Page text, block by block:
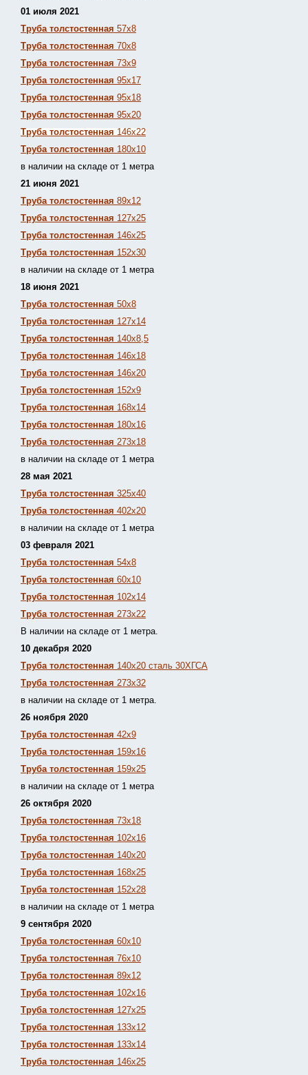
01 июля 2021
Труба толстостенная 57х8
Труба толстостенная 70х8
Труба толстостенная 73х9
Труба толстостенная 95х17
Труба толстостенная 95х18
Труба толстостенная 95х20
Труба толстостенная 146х22
Труба толстостенная 180х10
в наличии на складе от 1 метра
21 июня 2021
Труба толстостенная 89х12
Труба толстостенная 127х25
Труба толстостенная 146х25
Труба толстостенная 152х30
в наличии на складе от 1 метра
18 июня 2021
Труба толстостенная 50х8
Труба толстостенная 127х14
Труба толстостенная 140х8,5
Труба толстостенная 146х18
Труба толстостенная 146х20
Труба толстостенная 152х9
Труба толстостенная 168х14
Труба толстостенная 180х16
Труба толстостенная 273х18
в наличии на складе от 1 метра
28 мая 2021
Труба толстостенная 325х40
Труба толстостенная 402х20
в наличии на складе от 1 метра
03 февраля 2021
Труба толстостенная 54х8
Труба толстостенная 60х10
Труба толстостенная 102х14
Труба толстостенная 273х22
В наличии на складе от 1 метра.
10 декабря 2020
Труба толстостенная 140х20 сталь 30ХГСА
Труба толстостенная 273х32
в наличии на складе от 1 метра.
26 ноября 2020
Труба толстостенная 42х9
Труба толстостенная 159х16
Труба толстостенная 159х25
в наличии на складе от 1 метра
26 октября 2020
Труба толстостенная 73х18
Труба толстостенная 102х16
Труба толстостенная 140х20
Труба толстостенная 168х25
Труба толстостенная 152х28
в наличии на складе от 1 метра
9 сентября 2020
Труба толстостенная 60х10
Труба толстостенная 76х10
Труба толстостенная 89х12
Труба толстостенная 102х16
Труба толстостенная 127х25
Труба толстостенная 133х12
Труба толстостенная 133х14
Труба толстостенная 146х25